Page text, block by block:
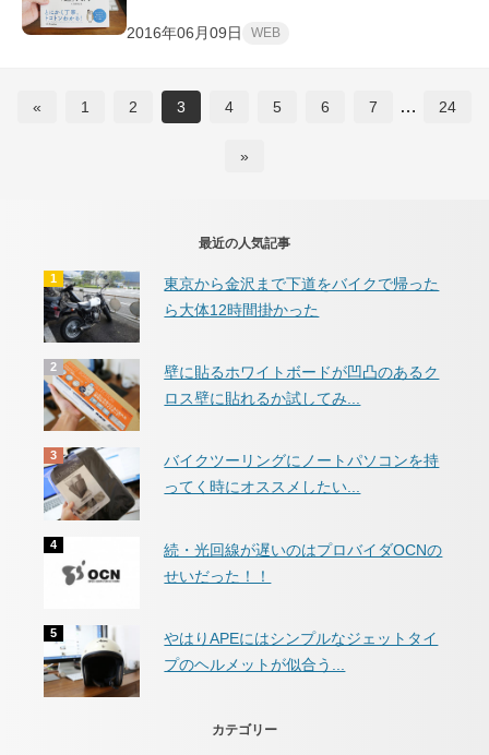
2016年06月09日 WEB
« 1 2 3 4 5 6 7 … 24
»
最近の人気記事
東京から金沢まで下道をバイクで帰った
ら大体12時間掛かった
壁に貼るホワイトボードが凹凸のあるク
ロス壁に貼れるか試してみ...
バイクツーリングにノートパソコンを持
ってく時にオススメしたい...
続・光回線が遅いのはプロバイダOCNの
せいだった！！
やはりAPEにはシンプルなジェットタイ
プのヘルメットが似合う...
カテゴリー